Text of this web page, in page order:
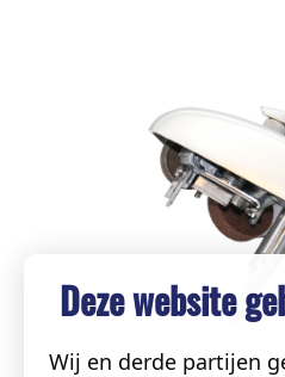
Deze website
Wij en derde partijen